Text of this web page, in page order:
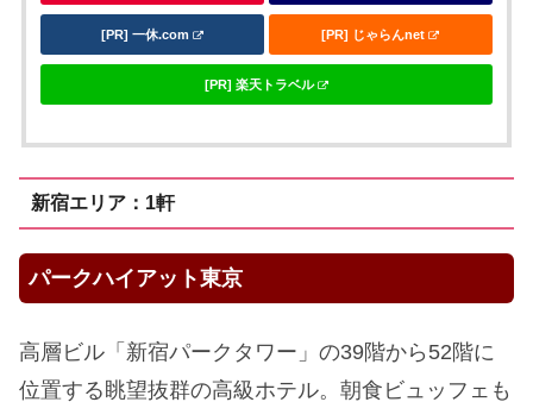
[PR] 一休.com [PR] じゃらんnet
[PR] 楽天トラベル
新宿エリア：1軒
パークハイアット東京
高層ビル「新宿パークタワー」の39階から52階に
位置する眺望抜群の高級ホテル。朝食ビュッフェも